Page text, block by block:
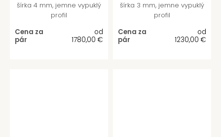
šírka 4 mm, jemne vypuklý
profil
Cena za
pár
od
1780,00 €
šírka 3 mm, jemne vypuklý
profil
Cena za
pár
od
1230,00 €